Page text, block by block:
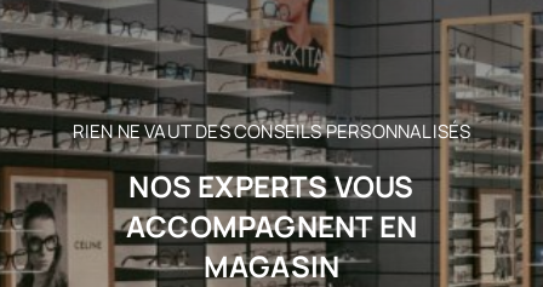
RIEN NE VAUT DES CONSEILS PERSONNALISÉS
NOS EXPERTS VOUS
ACCOMPAGNENT EN
MAGASIN